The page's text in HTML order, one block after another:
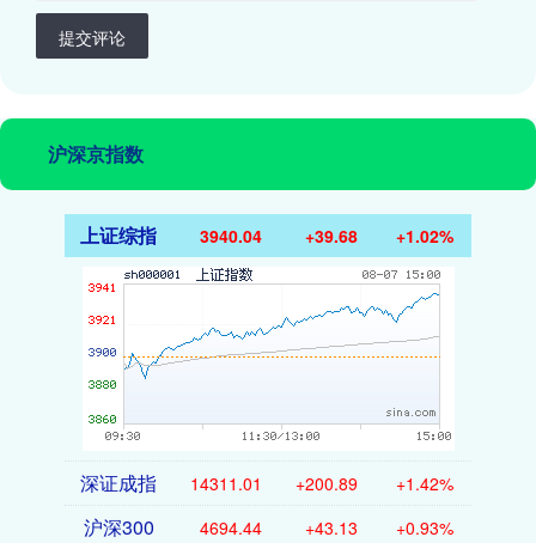
提交评论
沪深京指数
上证综指 3940.04 +39.68 +1.02%
深证成指 14311.01 +200.89 +1.42%
沪深300 4694.44 +43.13 +0.93%